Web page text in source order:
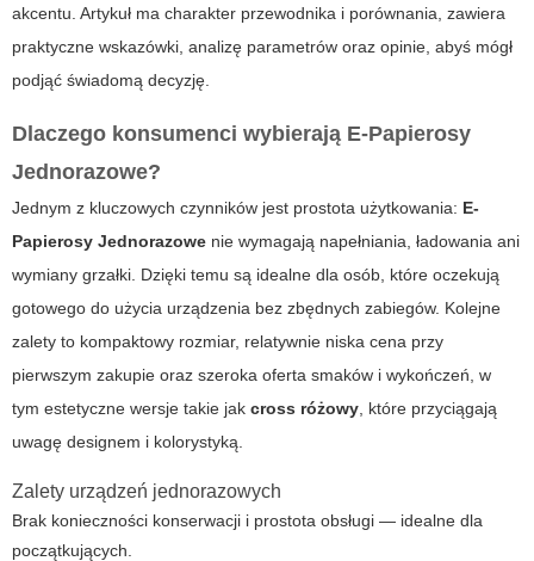
akcentu. Artykuł ma charakter przewodnika i porównania, zawiera
praktyczne wskazówki, analizę parametrów oraz opinie, abyś mógł
podjąć świadomą decyzję.
Dlaczego konsumenci wybierają E-Papierosy
Jednorazowe?
Jednym z kluczowych czynników jest prostota użytkowania: E-
Papierosy Jednorazowe nie wymagają napełniania, ładowania ani
wymiany grzałki. Dzięki temu są idealne dla osób, które oczekują
gotowego do użycia urządzenia bez zbędnych zabiegów. Kolejne
zalety to kompaktowy rozmiar, relatywnie niska cena przy
pierwszym zakupie oraz szeroka oferta smaków i wykończeń, w
tym estetyczne wersje takie jak cross różowy, które przyciągają
uwagę designem i kolorystyką.
Zalety urządzeń jednorazowych
Brak konieczności konserwacji i prostota obsługi — idealne dla
początkujących.